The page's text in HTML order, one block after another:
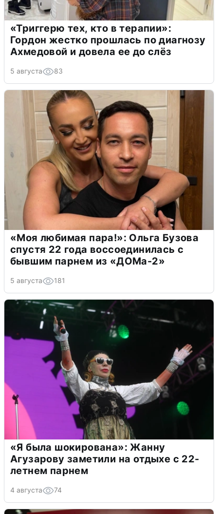
«Триггерю тех, кто в терапии»:
Гордон жестко прошлась по диагнозу
Ахмедовой и довела ее до слёз
5 августа 83
«Моя любимая пара!»: Ольга Бузова
спустя 22 года воссоединилась с
бывшим парнем из «ДОМа-2»
5 августа 181
«Я была шокирована»: Жанну
Агузарову заметили на отдыхе с 22-
летнем парнем
4 августа 74